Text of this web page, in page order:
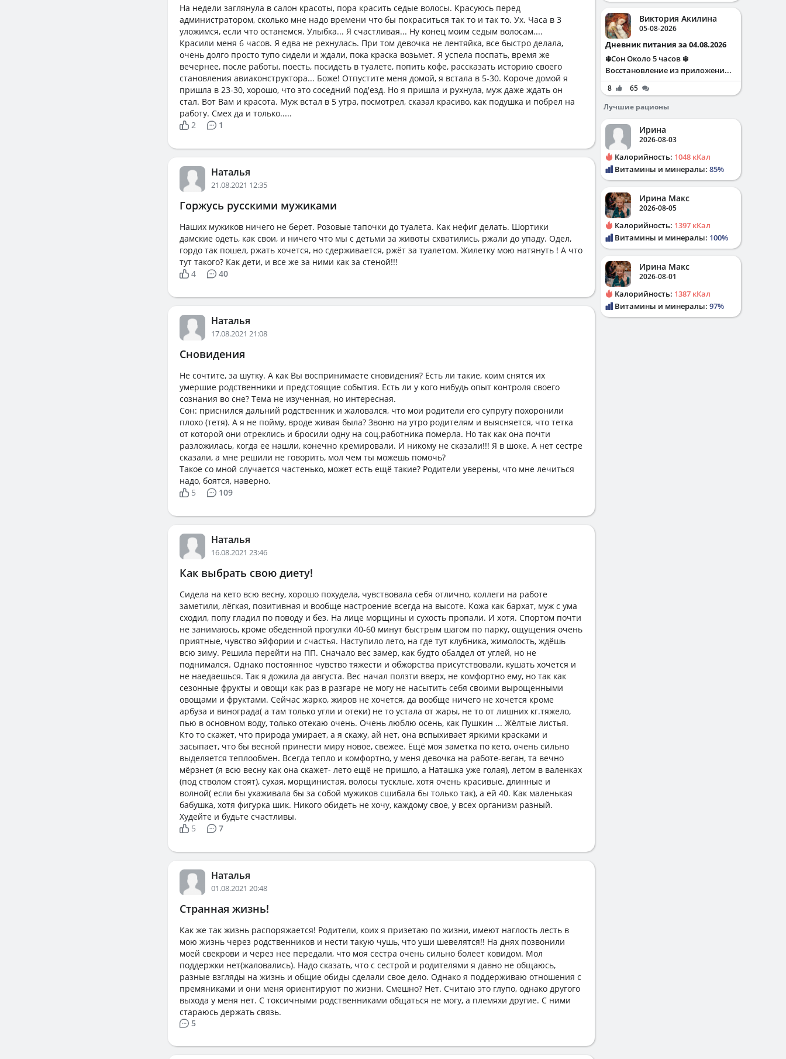
На недели заглянула в салон красоты, пора красить седые волосы. Красуюсь перед
администратором, сколько мне надо времени что бы покраситься так то и так то. Ух. Часа в 3
уложимся, если что останемся. Улыбка... Я счастливая... Ну конец моим седым волосам....
Красили меня 6 часов. Я едва не рехнулась. При том девочка не лентяйка, все быстро делала,
очень долго просто тупо сидели и ждали, пока краска возьмет. Я успела поспать, время же
вечернее, после работы, поесть, посидеть в туалете, попить кофе, рассказать историю своего
становления авиаконструктора... Боже! Отпустите меня домой, я встала в 5-30. Короче домой я
пришла в 23-30, хорошо, что это соседний под'езд. Но я пришла и рухнула, муж даже ждать он
стал. Вот Вам и красота. Муж встал в 5 утра, посмотрел, сказал красиво, как подушка и побрел на
работу. Смех да и только.....
2
1
Наталья
21.08.2021 12:35
Горжусь русскими мужиками
Наших мужиков ничего не берет. Розовые тапочки до туалета. Как нефиг делать. Шортики
дамские одеть, как свои, и ничего что мы с детьми за животы схватились, ржали до упаду. Одел,
гордо так пошел, ржать хочется, но сдерживается, ржёт за туалетом. Жилетку мою натянуть ! А что
тут такого? Как дети, и все же за ними как за стеной!!!
4
40
Наталья
17.08.2021 21:08
Сновидения
Не сочтите, за шутку. А как Вы воспринимаете сновидения? Есть ли такие, коим снятся их
умершие родственники и предстоящие события. Есть ли у кого нибудь опыт контроля своего
сознания во сне? Тема не изученная, но интересная.
Сон: приснился дальний родственник и жаловался, что мои родители его супругу похоронили
плохо (тетя). А я не пойму, вроде живая была? Звоню на утро родителям и выясняется, что тетка
от которой они отреклись и бросили одну на соц.работника померла. Но так как она почти
разложилась, когда ее нашли, конечно кремировали. И никому не сказали!!! Я в шоке. А нет сестре
сказали, а мне решили не говорить, мол чем ты можешь помочь?
Такое со мной случается частенько, может есть ещё такие? Родители уверены, что мне лечиться
надо, боятся, наверно.
5
109
Наталья
16.08.2021 23:46
Как выбрать свою диету!
Сидела на кето всю весну, хорошо похудела, чувствовала себя отлично, коллеги на работе
заметили, лёгкая, позитивная и вообще настроение всегда на высоте. Кожа как бархат, муж с ума
сходил, попу гладил по поводу и без. На лице морщины и сухость пропали. И хотя. Спортом почти
не занимаюсь, кроме обеденной прогулки 40-60 минут быстрым шагом по парку, ощущения очень
приятные, чувство эйфории и счастья. Наступило лето, на где тут клубника, жимолость, ждёшь
всю зиму. Решила перейти на ПП. Сначало вес замер, как будто обалдел от углей, но не
поднимался. Однако постоянное чувство тяжести и обжорства присутствовали, кушать хочется и
не наедаешься. Так я дожила да августа. Вес начал ползти вверх, не комфортно ему, но так как
сезонные фрукты и овощи как раз в разгаре не могу не насытить себя своими вырощенными
овощами и фруктами. Сейчас жарко, жиров не хочется, да вообще ничего не хочется кроме
арбуза и винограда( а там только угли и отеки) не то устала от жары, не то от лишних кг.тяжело,
пью в основном воду, только отекаю очень. Очень люблю осень, как Пушкин ... Жёлтые листья.
Кто то скажет, что природа умирает, а я скажу, ай нет, она вспыхивает яркими красками и
засыпает, что бы весной принести миру новое, свежее. Ещё моя заметка по кето, очень сильно
выделяется теплообмен. Всегда тепло и комфортно, у меня девочка на работе-веган, та вечно
мёрзнет (я всю весну как она скажет- лето ещё не пришло, а Наташка уже голая), летом в валенках
(под стволом стоят), сухая, морщинистая, волосы тусклые, хотя очень красивые, длинные и
волной( если бы ухаживала бы за собой мужиков сшибала бы только так), а ей 40. Как маленькая
бабушка, хотя фигурка шик. Никого обидеть не хочу, каждому свое, у всех организм разный.
Худейте и будьте счастливы.
5
7
Наталья
01.08.2021 20:48
Странная жизнь!
Как же так жизнь распоряжается! Родители, коих я призетаю по жизни, имеют наглость лесть в
мою жизнь через родственников и нести такую чушь, что уши шевелятся!! На днях позвонили
моей свекрови и через нее передали, что моя сестра очень сильно болеет ковидом. Мол
поддержки нет(жаловались). Надо сказать, что с сестрой и родителями я давно не общаюсь,
разные взгляды на жизнь и общие обиды сделали свое дело. Однако я поддерживаю отношения с
премяниками и они меня ориентируют по жизни. Смешно? Нет. Считаю это глупо, однако другого
выхода у меня нет. С токсичными родственниками общаться не могу, а племяхи другие. С ними
стараюсь держать связь.
5
Виктория Акилина
05-08-2026
Дневник питания за 04.08.2026
❄️Сон Около 5 часов ❄️
Восстановление из приложени...
8
65
Лучшие рационы
Ирина
2026-08-03
Калорийность: 1048 кКал
Витамины и минералы: 85%
Ирина Макс
2026-08-05
Калорийность: 1397 кКал
Витамины и минералы: 100%
Ирина Макс
2026-08-01
Калорийность: 1387 кКал
Витамины и минералы: 97%